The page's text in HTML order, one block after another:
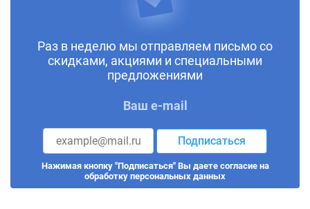
Раз в неделю мы отправляем письмо со
скидками, акциями и специальными
предложениями
Ваш e-mail
Подписаться
Нажимая кнопку "Подписаться" Вы даете согласие на
обработку персональных данных